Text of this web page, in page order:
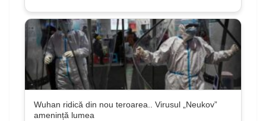
Wuhan ridică din nou teroarea.. Virusul „Neukov”
amenință lumea